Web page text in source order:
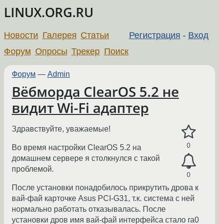
LINUX.ORG.RU
Регистрация - Вход
Новости Галерея Статьи
Форум Опросы Трекер Поиск
Форум — Admin
Вёбморда ClearOS 5.2 не
видит Wi-Fi адаптер
0
0
Здравствуйте, уважаемые!
Во время настройки ClearOS 5.2 на
домашнем сервере я столкнулся с такой
проблемой.
После установки понадобилось прикрутить дрова к
вай-фай карточке Asus PCI-G31, т.к. система с ней
нормально работать отказывалась. После
установки дров имя вай-фай интерфейса стало ra0